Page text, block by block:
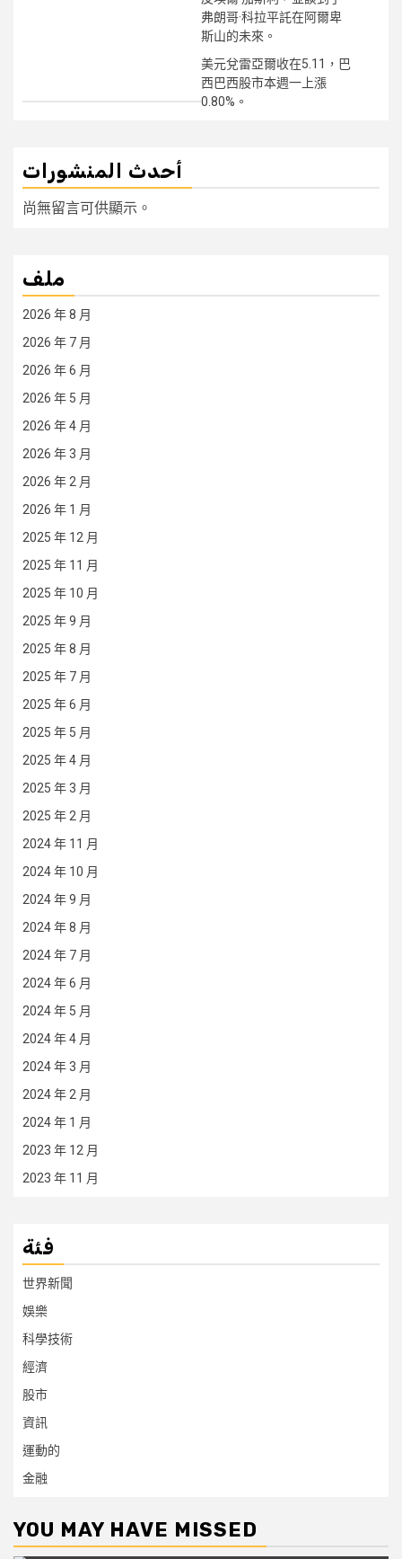
弗朗哥·科拉平託在阿爾卑
斯山的未來。
美元兌雷亞爾收在5.11，巴
西巴西股市本週一上漲
0.80%。
أحدث المنشورات
尚無留言可供顯示。
ملف
2026 年 8 月
2026 年 7 月
2026 年 6 月
2026 年 5 月
2026 年 4 月
2026 年 3 月
2026 年 2 月
2026 年 1 月
2025 年 12 月
2025 年 11 月
2025 年 10 月
2025 年 9 月
2025 年 8 月
2025 年 7 月
2025 年 6 月
2025 年 5 月
2025 年 4 月
2025 年 3 月
2025 年 2 月
2024 年 11 月
2024 年 10 月
2024 年 9 月
2024 年 8 月
2024 年 7 月
2024 年 6 月
2024 年 5 月
2024 年 4 月
2024 年 3 月
2024 年 2 月
2024 年 1 月
2023 年 12 月
2023 年 11 月
فئة
世界新聞
娛樂
科學技術
經濟
股市
資訊
運動的
金融
YOU MAY HAVE MISSED